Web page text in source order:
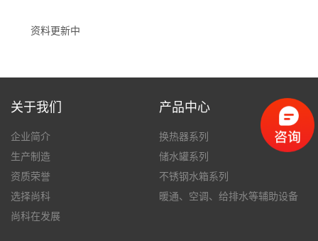
资料更新中
关于我们
企业简介
生产制造
资质荣誉
选择尚科
尚科在发展
产品中心
换热器系列
储水罐系列
不锈钢水箱系列
暖通、空调、给排水等辅助设备